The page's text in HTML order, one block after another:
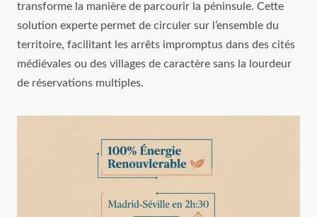
transforme la manière de parcourir la péninsule. Cette
solution experte permet de circuler sur l’ensemble du
territoire, facilitant les arrêts impromptus dans des cités
médiévales ou des villages de caractère sans la lourdeur
de réservations multiples.